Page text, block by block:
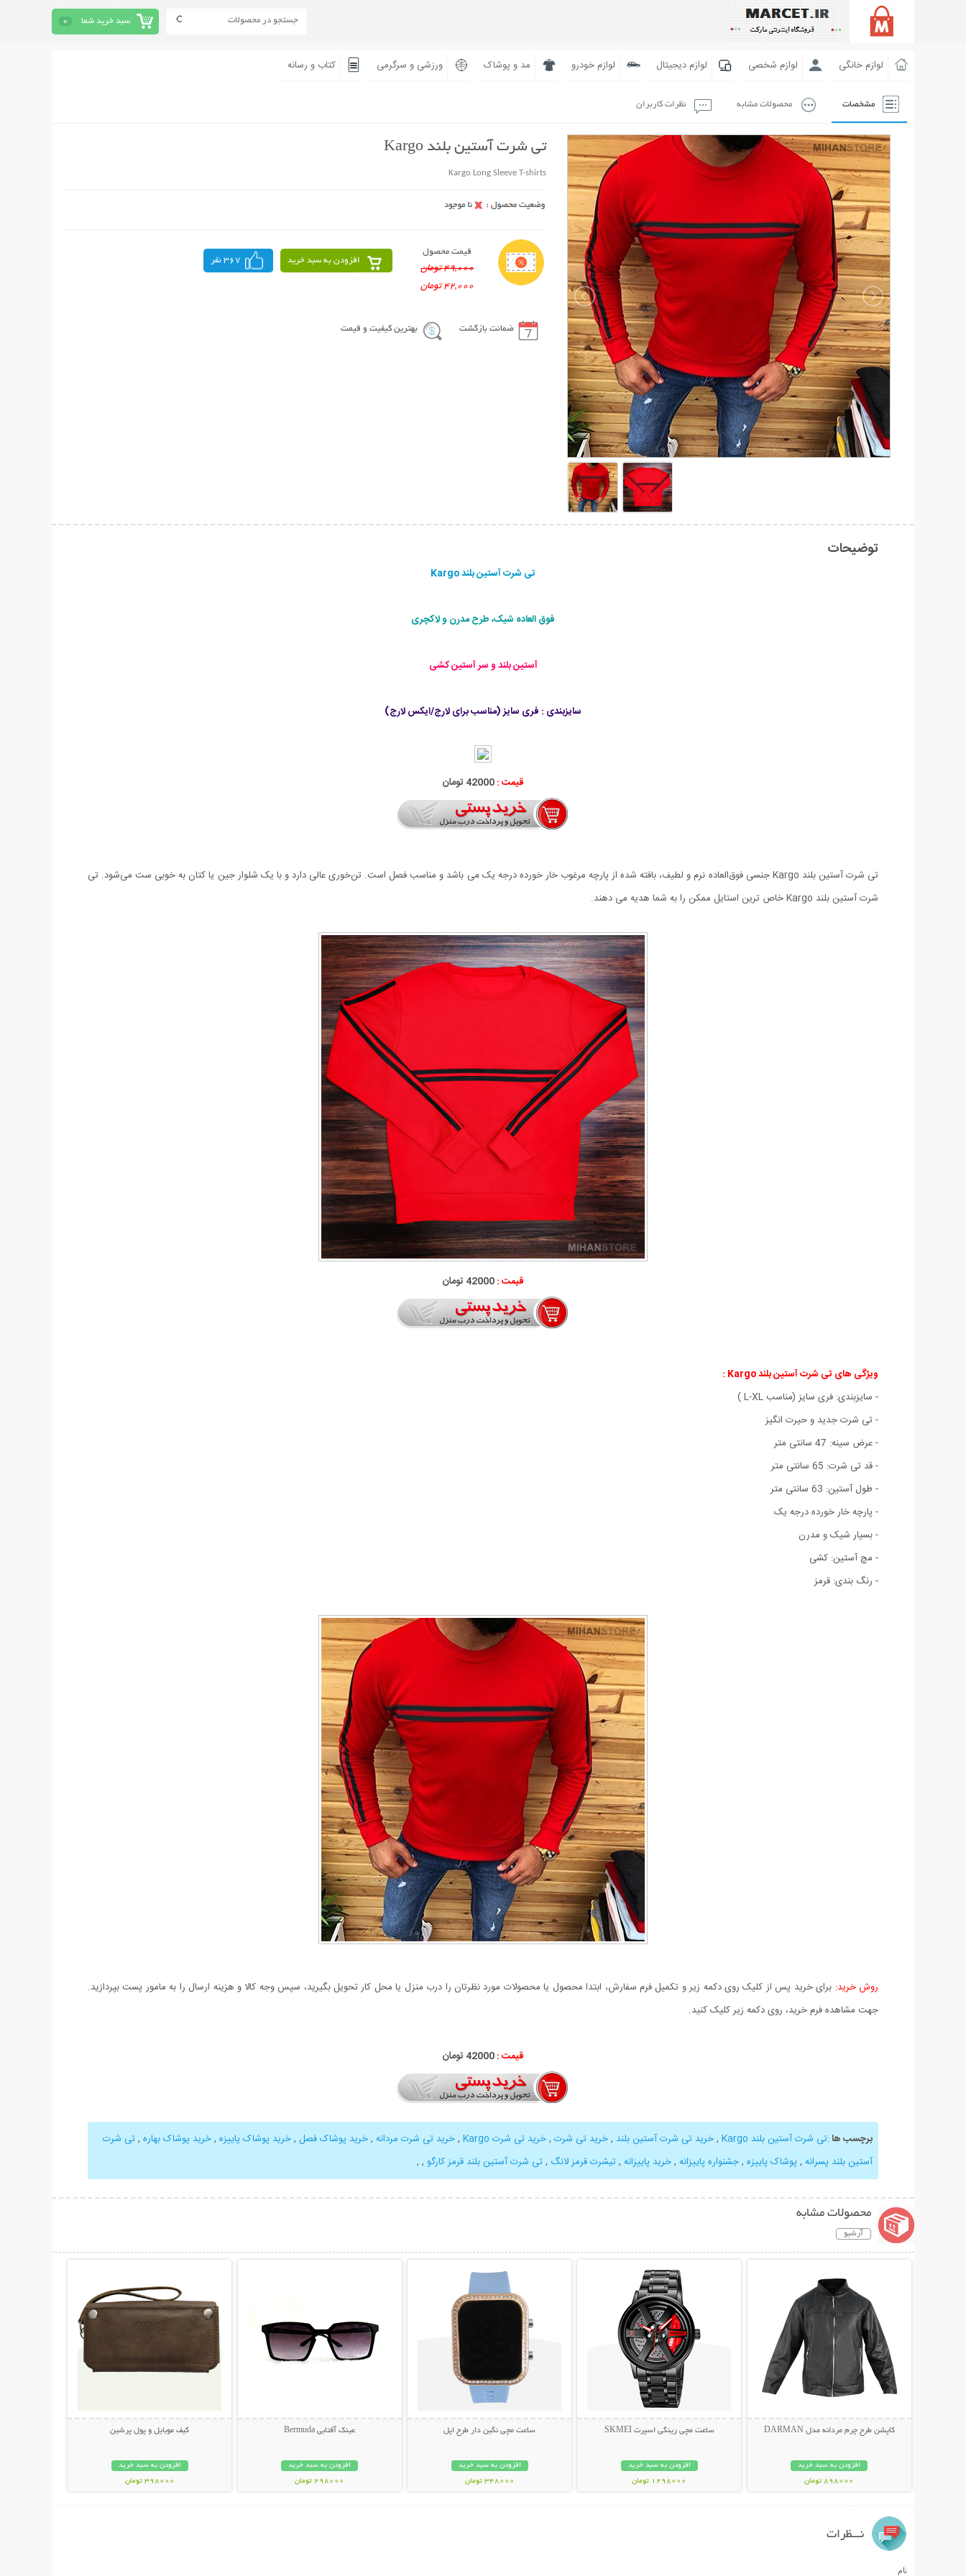
سبد خرید شما 0
لوازم خانگی لوازم شخصی لوازم دیجیتال لوازم خودرو مد و پوشاک ورزشی و سرگرمی کتاب و رسانه
مشخصات محصولات مشابه نظرات کاربران
تی شرت آستین بلند Kargo
Kargo Long Sleeve T-shirts
قیمت محصول
49,000 تومان
42,000 تومان
افزودن به سبد خرید 367 نفر
ضمانت بازگشت بهترین کیفیت و قیمت
توضیحات
تی شرت آستین بلند Kargo
فوق العاده شیک، طرح مدرن و لاکچری
آستین بلند و سر آستین کشی
سايزبندی : فری سایز (مناسب برای لارج/ایکس لارج)
قیمت :42000 تومان
تی شرت آستین بلند Kargo جنسی فوق‌العاده نرم و لطیف، بافته شده از پارچه مرغوب خار خورده درجه یک می باشد و مناسب فصل است. تن‌خوری عالی دارد و با یک شلوار جین یا کتان به خوبی ست می‌شود. تی
شرت آستین بلند Kargo خاص ترین استایل ممکن را به شما هدیه می دهند.
قیمت :42000 تومان
ویژگی های تی شرت آستین بلند Kargo :
- سایزبندی: فری سایز (مناسب L-XL )
- تی شرت جدید و حیرت انگیز
- عرض سینه: 47 سانتی متر
- قد تی شرت: 65 سانتی متر
- طول آستین: 63 سانتی متر
- پارچه خار خورده درجه یک
- بسیار شیک و مدرن
- مچ آستین: کشی
- رنگ بندی: قرمز
روش خرید: برای خرید پس از کلیک روی دکمه زیر و تکمیل فرم سفارش، ابتدا محصول یا محصولات مورد نظرتان را درب منزل یا محل کار تحویل بگیرید، سپس وجه کالا و هزینه ارسال را به مامور پست بپردازید.
جهت مشاهده فرم خرید، روی دکمه زیر کلیک کنید.
قیمت :42000 تومان
برچسب ها:تی شرت آستین بلند Kargo ,خرید تی شرت آستین بلند ,خرید تی شرت ,خرید تی شرت Kargo ,خرید تی شرت مردانه ,خرید پوشاک فصل ,خرید پوشاک پاییزه ,خرید پوشاک بهاره , تی شرت
آستین بلند پسرانه , پوشاک پاییزه ,جشنواره پاییزانه ,خرید پاییزانه , تیشرت قرمز لانگ , تی شرت آستین بلند قرمز کارگو ,
,
محصولات مشابه
آرشیو
کاپشن طرح چرم مردانه مدل DARMAN
افزودن به سبد خرید
898000 تومان
ساعت مچی رینگی اسپرت SKMEI
افزودن به سبد خرید
1298000 تومان
ساعت مچی نگین دار طرح اپل
افزودن به سبد خرید
348000 تومان
عینک آفتابی Bermuda
افزودن به سبد خرید
298000 تومان
کیف موبایل و پول پرشین
افزودن به سبد خرید
398000 تومان
نـــظرات
نام